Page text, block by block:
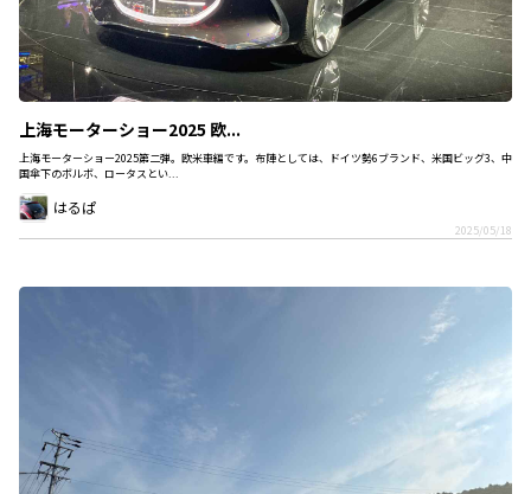
上海モーターショー2025 欧...
上海モーターショー2025第二弾。欧米車編です。布陣としては、ドイツ勢6ブランド、米国ビッグ3、中
国傘下のボルボ、ロータスとい...
はるぱ
2025/05/18